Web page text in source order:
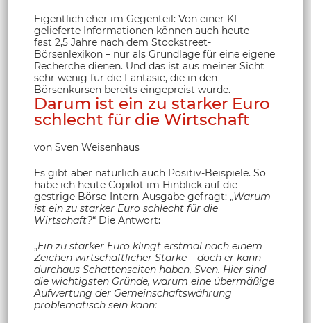
Eigentlich eher im Gegenteil: Von einer KI
gelieferte Informationen können auch heute –
fast 2,5 Jahre nach dem Stockstreet-
Börsenlexikon – nur als Grundlage für eine eigene
Recherche dienen. Und das ist aus meiner Sicht
sehr wenig für die Fantasie, die in den
Börsenkursen bereits eingepreist wurde.
Darum ist ein zu starker Euro
schlecht für die Wirtschaft
von Sven Weisenhaus
Es gibt aber natürlich auch Positiv-Beispiele. So
habe ich heute Copilot im Hinblick auf die
gestrige Börse-Intern-Ausgabe gefragt: „Warum
ist ein zu starker Euro schlecht für die
Wirtschaft?“ Die Antwort:
„Ein zu starker Euro klingt erstmal nach einem
Zeichen wirtschaftlicher Stärke – doch er kann
durchaus Schattenseiten haben, Sven. Hier sind
die wichtigsten Gründe, warum eine übermäßige
Aufwertung der Gemeinschaftswährung
problematisch sein kann: